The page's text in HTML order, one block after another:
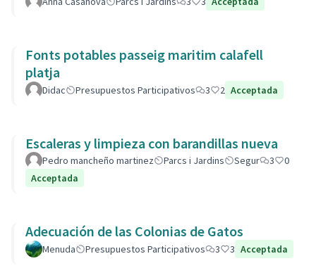
Fonts potables passeig maritim calafell
platja
Didac Presupuestos Participativos 3 2 Acceptada
Escaleras y limpieza con barandillas nueva
Pedro mancheño martinez Parcs i Jardins Segur 3
0
Acceptada
Adecuación de las Colonias de Gatos
Menuda Presupuestos Participativos 3 3 Acceptada